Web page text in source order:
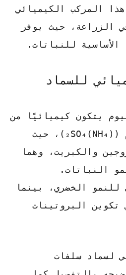
المركب الكيميائي
الزراعة، حيث يوفر
الأساسية للنباتات.
للسماد
يتكون كيميائيًا من
كبريتات الأمونيوم ((NH₄)₂SO₄)، حيث
والكبريت، وهما
النباتات.
للنمو الخضري، بينما
تكوين البروتينات
لسماد سلفات